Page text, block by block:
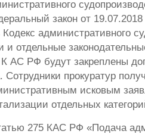
закон от
административного
отдельные
АС РФ будут закреплены
Сотрудники прокуратур
исковым
отдельных
275 КАС РФ «Подача